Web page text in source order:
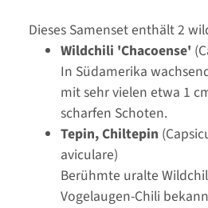
Dieses Samenset enthält 2
Wildchili 'Chacoense'
In Südamerika
mit sehr vielen etwa 1
scharfen Schoten.
Tepin, Chiltepin
aviculare)
Berühmte uralte
Vogelaugen-Chili